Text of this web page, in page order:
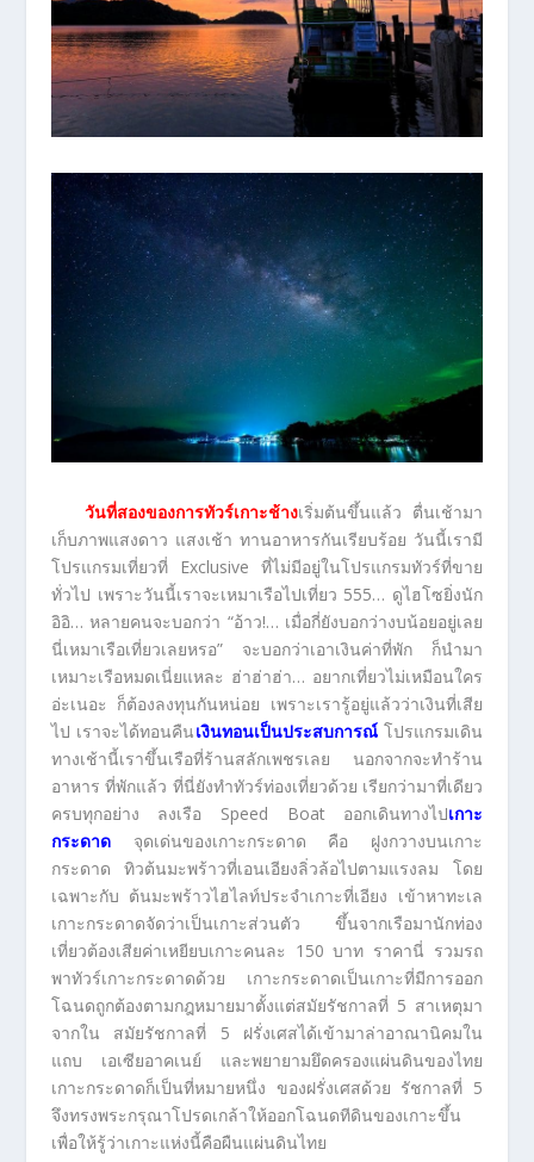
วันที่สองของการทัวร์เกาะช้างเริ่มต้นขึ้นแล้ว ตื่นเช้ามา
เก็บภาพแสงดาว แสงเช้า ทานอาหารกันเรียบร้อย วันนี้เรามี
โปรแกรมเที่ยวที่ Exclusive ที่ไม่มีอยู่ในโปรแกรมทัวร์ที่ขาย
ทั่วไป เพราะวันนี้เราจะเหมาเรือไปเที่ยว 555… ดูไฮโซยิ่งนัก
อิอิ… หลายคนจะบอกว่า “อ้าว!… เมื่อกี่ยังบอกว่างบน้อยอยู่เลย
นี่เหมาเรือเที่ยวเลยหรอ” จะบอกว่าเอาเงินค่าที่พัก ก็นำมา
เหมาะเรือหมดเนี่ยแหละ ฮ่าฮ่าฮ่า… อยากเที่ยวไม่เหมือนใคร
อ่ะเนอะ ก็ต้องลงทุนกันหน่อย เพราะเรารู้อยู่แล้วว่าเงินที่เสีย
ไป เราจะได้ทอนคืนเงินทอนเป็นประสบการณ์ โปรแกรมเดิน
ทางเช้านี้เราขึ้นเรือที่ร้านสลักเพชรเลย นอกจากจะทำร้าน
อาหาร ที่พักแล้ว ที่นี่ยังทำทัวร์ท่องเที่ยวด้วย เรียกว่ามาที่เดียว
ครบทุกอย่าง ลงเรือ Speed Boat ออกเดินทางไปเกาะ
กระดาดจุดเด่นของเกาะกระดาด คือ ฝูงกวางบนเกาะ
กระดาด ทิวต้นมะพร้าวที่เอนเอียงลิ่วล้อไปตามแรงลม โดย
เฉพาะกับ ต้นมะพร้าวไฮไลท์ประจำเกาะที่เอียง เข้าหาทะเล
เกาะกระดาดจัดว่าเป็นเกาะส่วนตัว ขึ้นจากเรือมานักท่อง
เที่ยวต้องเสียค่าเหยียบเกาะคนละ 150 บาท ราคานี่ รวมรถ
พาทัวร์เกาะกระดาดด้วย เกาะกระดาดเป็นเกาะที่มีการออก
โฉนดถูกต้องตามกฎหมายมาตั้งแต่สมัยรัชกาลที่ 5 สาเหตุมา
จากใน สมัยรัชกาลที่ 5 ฝรั่งเศสได้เข้ามาล่าอาณานิคมใน
แถบ เอเซียอาคเนย์ และพยายามยึดครองแผ่นดินของไทย
เกาะกระดาดก็เป็นที่หมายหนึ่ง ของฝรั่งเศสด้วย รัชกาลที่ 5
จึงทรงพระกรุณาโปรดเกล้าให้ออกโฉนดทีดินของเกาะขึ้น
เพื่อให้รู้ว่าเกาะแห่งนี้คือผืนแผ่นดินไทย